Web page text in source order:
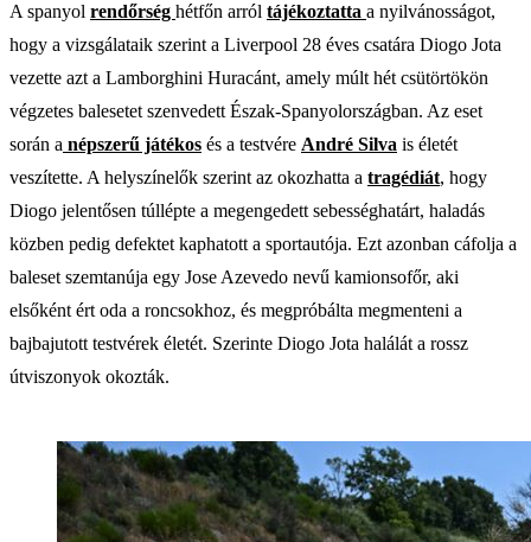
A spanyol rendőrség hétfőn arról tájékoztatta a nyilvánosságot,
hogy a vizsgálataik szerint a Liverpool 28 éves csatára Diogo Jota
vezette azt a Lamborghini Huracánt, amely múlt hét csütörtökön
végzetes balesetet szenvedett Észak-Spanyolországban. Az eset
során a népszerű játékos és a testvére André Silva is életét
veszítette. A helyszínelők szerint az okozhatta a tragédiát, hogy
Diogo jelentősen túllépte a megengedett sebességhatárt, haladás
közben pedig defektet kaphatott a sportautója. Ezt azonban cáfolja a
baleset szemtanúja egy Jose Azevedo nevű kamionsofőr, aki
elsőként ért oda a roncsokhoz, és megpróbálta megmenteni a
bajbajutott testvérek életét. Szerinte Diogo Jota halálát a rossz
útviszonyok okozták.